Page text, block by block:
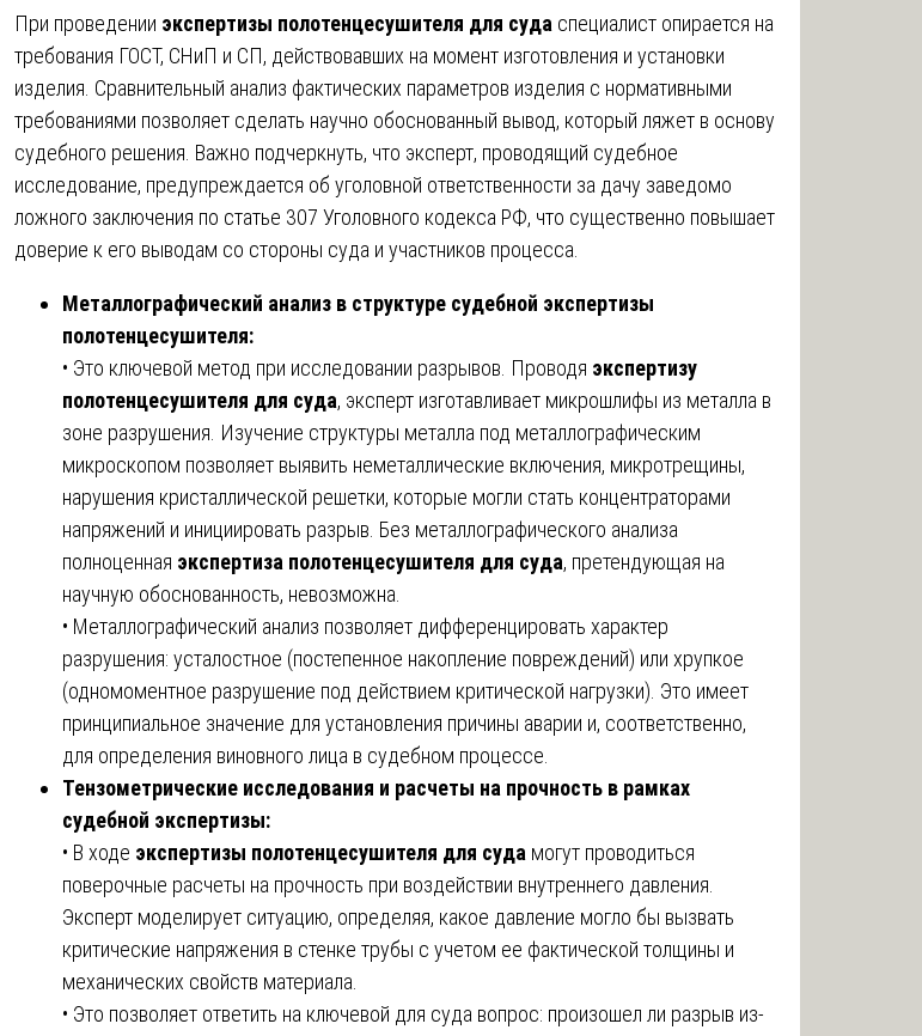
При проведении экспертизы полотенцесушителя для суда специалист опирается на
требования ГОСТ, СНиП и СП, действовавших на момент изготовления и установки
изделия. Сравнительный анализ фактических параметров изделия с нормативными
требованиями позволяет сделать научно обоснованный вывод, который ляжет в основу
судебного решения. Важно подчеркнуть, что эксперт, проводящий судебное
исследование, предупреждается об уголовной ответственности за дачу заведомо
ложного заключения по статье 307 Уголовного кодекса РФ, что существенно повышает
доверие к его выводам со стороны суда и участников процесса.
Металлографический анализ в структуре судебной экспертизы
полотенцесушителя:
• Это ключевой метод при исследовании разрывов. Проводя экспертизу
полотенцесушителя для суда, эксперт изготавливает микрошлифы из металла в
зоне разрушения. Изучение структуры металла под металлографическим
микроскопом позволяет выявить неметаллические включения, микротрещины,
нарушения кристаллической решетки, которые могли стать концентраторами
напряжений и инициировать разрыв. Без металлографического анализа
полноценная экспертиза полотенцесушителя для суда, претендующая на
научную обоснованность, невозможна.
• Металлографический анализ позволяет дифференцировать характер
разрушения: усталостное (постепенное накопление повреждений) или хрупкое
(одномоментное разрушение под действием критической нагрузки). Это имеет
принципиальное значение для установления причины аварии и, соответственно,
для определения виновного лица в судебном процессе.
Тензометрические исследования и расчеты на прочность в рамках
судебной экспертизы:
• В ходе экспертизы полотенцесушителя для суда могут проводиться
поверочные расчеты на прочность при воздействии внутреннего давления.
Эксперт моделирует ситуацию, определяя, какое давление могло бы вызвать
критические напряжения в стенке трубы с учетом ее фактической толщины и
механических свойств материала.
• Это позволяет ответить на ключевой для суда вопрос: произошел ли разрыв из-